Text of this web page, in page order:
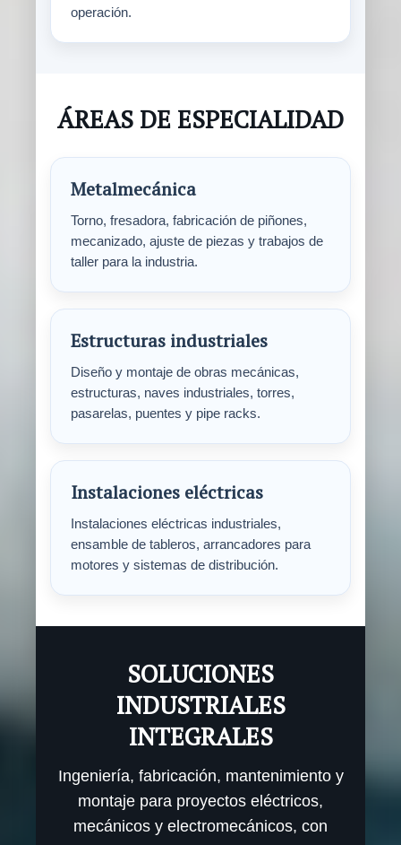
operación.
ÁREAS DE ESPECIALIDAD
Metalmecánica
Torno, fresadora, fabricación de piñones,
mecanizado, ajuste de piezas y trabajos de
taller para la industria.
Estructuras industriales
Diseño y montaje de obras mecánicas,
estructuras, naves industriales, torres,
pasarelas, puentes y pipe racks.
Instalaciones eléctricas
Instalaciones eléctricas industriales,
ensamble de tableros, arrancadores para
motores y sistemas de distribución.
SOLUCIONES
INDUSTRIALES
INTEGRALES
Ingeniería, fabricación, mantenimiento y
montaje para proyectos eléctricos,
mecánicos y electromecánicos, con